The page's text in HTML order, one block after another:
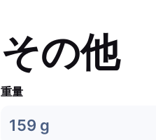
その他
重量
159 g